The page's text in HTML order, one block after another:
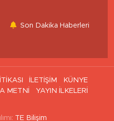
Son Dakika Haberleri
İLETİŞİM
KÜNYE
METNİ
YAYIN İLKELERİ
TE Bilişim